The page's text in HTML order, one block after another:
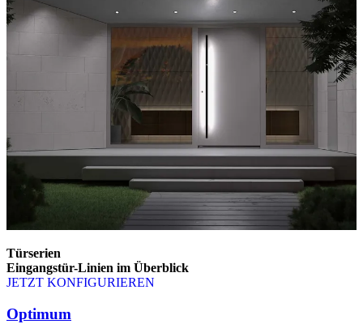
Türserien
Eingangstür-Linien im Überblick
JETZT KONFIGURIEREN
Optimum